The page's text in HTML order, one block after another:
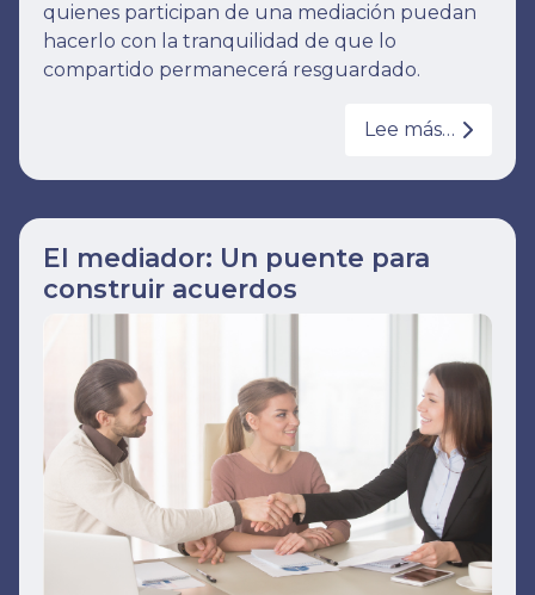
quienes participan de una mediación puedan
hacerlo con la tranquilidad de que lo
compartido permanecerá resguardado.
Lee más…
El mediador: Un puente para
construir acuerdos